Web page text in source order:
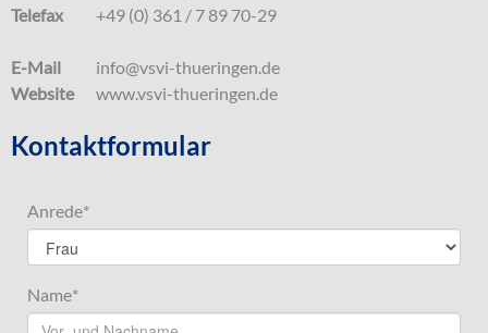
Telefax
+49 (0) 361 / 7 89 70-29
E-Mail
info@vsvi-thueringen.de
Website
www.vsvi-thueringen.de
Kontaktformular
Anrede*
Name*